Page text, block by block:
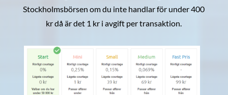
Stockholmsbörsen om du inte handlar för under 400
kr då är det 1 kr i avgift per transaktion.